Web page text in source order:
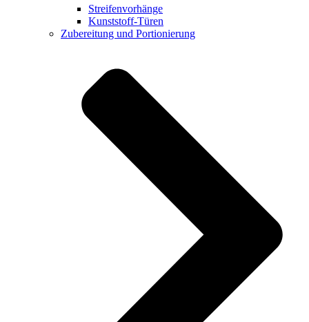
Streifenvorhänge
Kunststoff-Türen
Zubereitung und Portionierung